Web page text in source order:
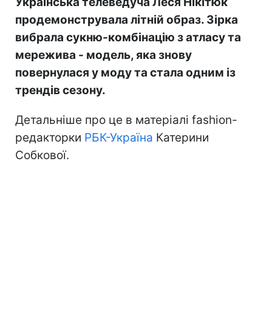
продемонструвала літній образ. Зірка
вибрала сукню-комбінацію з атласу та
мережива - модель, яка знову
повернулася у моду та стала одним із
трендів сезону.
Детальніше про це в матеріалі fashion-
редакторки РБК-Україна Катерини
Собкової.